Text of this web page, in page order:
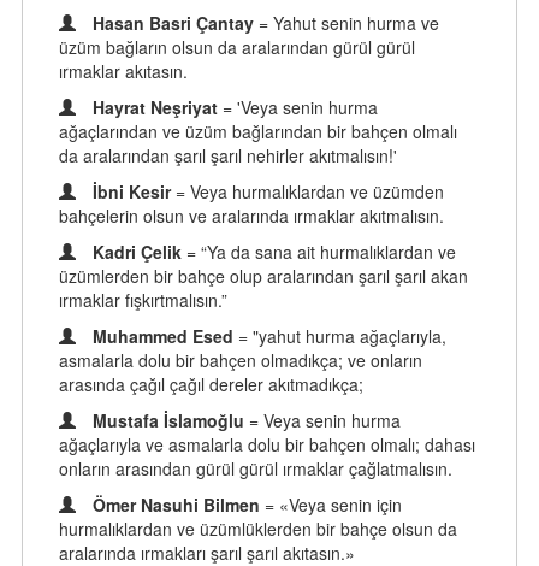
Hasan Basri Çantay = Yahut senin hurma ve
üzüm bağların olsun da aralarından gürül gürül
ırmaklar akıtasın.
Hayrat Neşriyat = 'Veya senin hurma
ağaçlarından ve üzüm bağlarından bir bahçen olmalı
da aralarından şarıl şarıl nehirler akıtmalısın!'
İbni Kesir = Veya hurmalıklardan ve üzümden
bahçelerin olsun ve aralarında ırmaklar akıtmalısın.
Kadri Çelik = “Ya da sana ait hurmalıklardan ve
üzümlerden bir bahçe olup aralarından şarıl şarıl akan
ırmaklar fışkırtmalısın.”
Muhammed Esed = "yahut hurma ağaçlarıyla,
asmalarla dolu bir bahçen olmadıkça; ve onların
arasında çağıl çağıl dereler akıtmadıkça;
Mustafa İslamoğlu = Veya senin hurma
ağaçlarıyla ve asmalarla dolu bir bahçen olmalı; dahası
onların arasından gürül gürül ırmaklar çağlatmalısın.
Ömer Nasuhi Bilmen = «Veya senin için
hurmalıklardan ve üzümlüklerden bir bahçe olsun da
aralarında ırmakları şarıl şarıl akıtasın.»